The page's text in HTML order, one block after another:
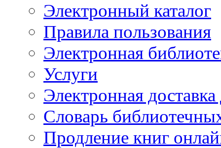
Электронный каталог
Правила пользования
Электронная
Услуги
Электронная
Словарь
Продление книг